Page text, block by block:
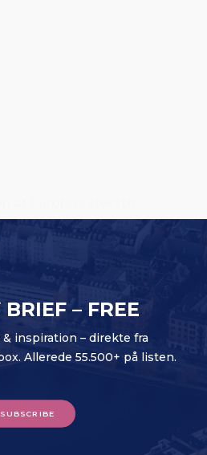
– FREE
inspiration – direkte fra
Allerede 55.500+ på listen.
SUBSCRIBE